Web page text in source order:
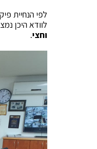
לפי הנחיית
לוודא היכן
וחצי.